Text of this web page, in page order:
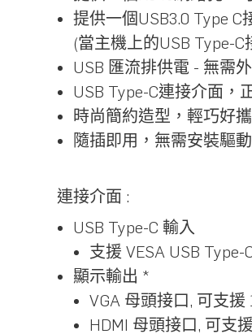
提供一個USB3.0 Type C
(當主機上的USB Type-
USB 匯流排供電 - 無需
USB Type-C連接介面，
時尚簡約造型，輕巧好
隨插即用，無需安裝驅
連接介面 :
USB Type-C 輸入
支援 VESA USB
顯示輸出 *
VGA 母頭接口, 可支援
HDMI 母頭接口, 可支